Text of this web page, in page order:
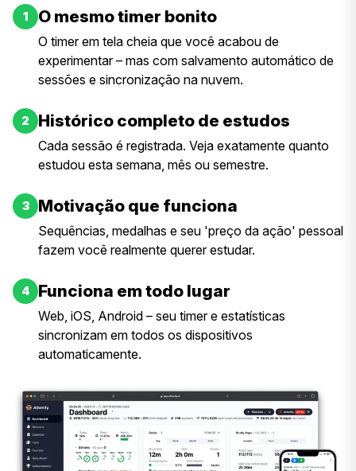
1 O mesmo timer bonito
O timer em tela cheia que você acabou de
experimentar – mas com salvamento automático de
sessões e sincronização na nuvem.
2 Histórico completo de estudos
Cada sessão é registrada. Veja exatamente quanto
estudou esta semana, mês ou semestre.
3 Motivação que funciona
Sequências, medalhas e seu 'preço da ação' pessoal
fazem você realmente querer estudar.
4 Funciona em todo lugar
Web, iOS, Android – seu timer e estatísticas
sincronizam em todos os dispositivos
automaticamente.